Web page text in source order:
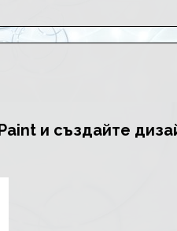
и създайте